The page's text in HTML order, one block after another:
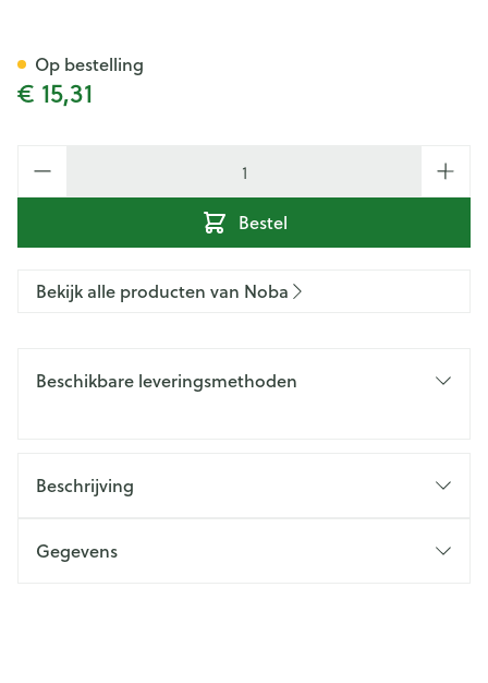
€ 15,31
Bestel
Op bestelling
Bekijk alle producten van Noba
Beschikbare leveringsmethoden
Beschrijving
Gegevens